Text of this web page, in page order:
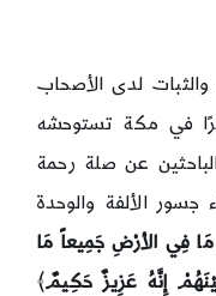
لدى الأصحاب
في مكة تستوحشه
عن صلة رحمة
جسور الألفة والوحدة
فِي الأرْضِ جَمِيعاً مَا
إِنَّهُ عَزِيزٌ حَكِيمٌ﴾